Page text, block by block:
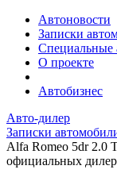
Автоновости
Записки
Специальные
О проекте
Автобизнес
Авто-дилер
Записки
Alfa Romeo 5dr 2.0
официальных